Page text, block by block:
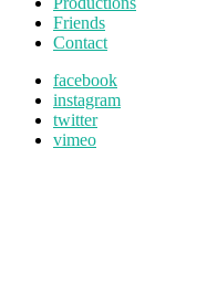
Friends
Contact
facebook
instagram
twitter
vimeo